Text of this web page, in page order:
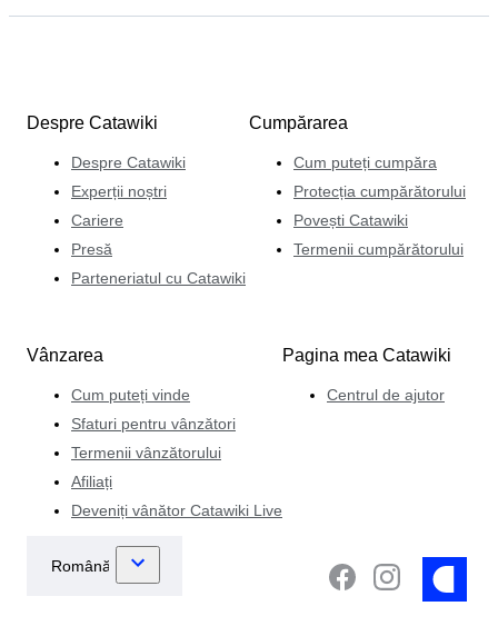
Despre Catawiki
Despre Catawiki
Experții noștri
Cariere
Presă
Parteneriatul cu Catawiki
Cumpărarea
Cum puteți cumpăra
Protecția cumpărătorului
Povești Catawiki
Termenii cumpărătorului
Vânzarea
Cum puteți vinde
Sfaturi pentru vânzători
Termenii vânzătorului
Afiliați
Deveniți vânător Catawiki Live
Pagina mea Catawiki
Centrul de ajutor